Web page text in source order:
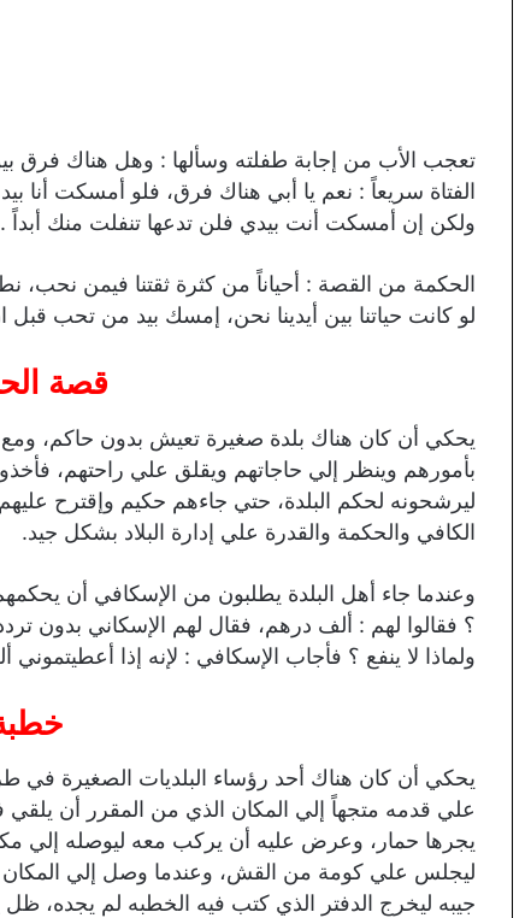
تعجب الأب من إجابة طفلته وسألها : وهل هناك فرق
الفتاة سريعاً : نعم يا أبي هناك فرق، فلو أمسكت أنا
ولكن إن أمسكت أنت بيدي فلن تدعها تنفلت منك أبداً .
الحكمة من القصة : أحياناً من كثرة ثقتنا فيمن نحب،
لو كانت حياتنا بين أيدينا نحن، إمسك بيد من تحب
قصة
يحكي أن كان هناك بلدة صغيرة تعيش بدون حاكم،
بأمورهم وينظر إلي حاجاتهم ويقلق علي راحتهم،
ليرشحونه لحكم البلدة، حتي جاءهم حكيم وإقترح عليهم
الكافي والحكمة والقدرة علي إدارة البلاد بشكل جيد.
وعندما جاء أهل البلدة يطلبون من الإسكافي أن
؟ فقالوا لهم : ألف درهم، فقال لهم الإسكاني بدون
ولماذا لا ينفع ؟ فأجاب الإسكافي : لإنه إذا
يحكي أن كان هناك أحد رؤساء البلديات الصغيرة في
علي قدمه متجهاً إلي المكان الذي من المقرر أن
يجرها حمار، وعرض عليه أن يركب معه ليوصله إلي
ليجلس علي كومة من القش، وعندما وصل إلي المكان
جيبه ليخرج الدفتر الذي كتب فيه الخطبه لم يجده،